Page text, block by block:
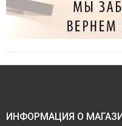
ИНФОРМАЦИЯ О